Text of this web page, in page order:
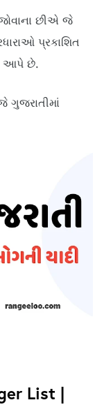
છીએ જે
પ્રકાશિત
આપે છે.
ગુજરાતીમાં
List |